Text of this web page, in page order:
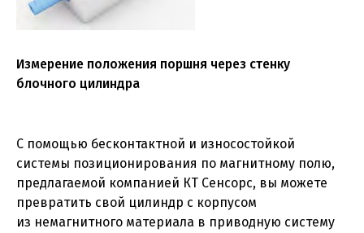
Измерение положения поршня через стенку
блочного цилиндра
С помощью бесконтактной и износостойкой
системы позиционирования по магнитному полю,
предлагаемой компанией КТ Сенсорс, вы можете
превратить свой цилиндр с корпусом
из немагнитного материала в приводную систему